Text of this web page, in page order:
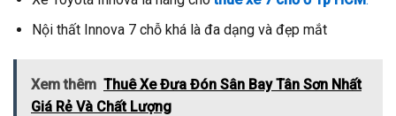
Nội thất Innova 7 chỗ khá là đa dạng và đẹp mắt
Xem thêm Thuê Xe Đưa Đón Sân Bay Tân Sơn Nhất
Giá Rẻ Và Chất Lượng